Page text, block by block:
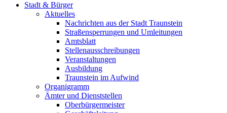
Stadt & Bürger
Aktuelles
Nachrichten aus der Stadt Traunstein
Straßensperrungen und Umleitungen
Amtsblatt
Stellenausschreibungen
Veranstaltungen
Ausbildung
Traunstein im Aufwind
Organigramm
Ämter und Dienststellen
Oberbürgermeister